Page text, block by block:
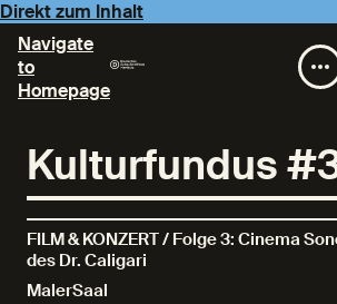
Direkt zum Inhalt
Navigate
to
Homepage
Kulturfundus
FILM & KONZERT / Folge 3: Cinema
des Dr. Caligari
MalerSaal